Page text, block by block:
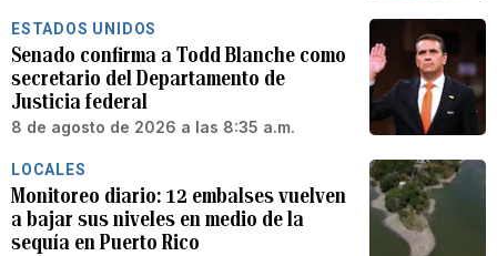
ESTADOS UNIDOS
Senado confirma a Todd Blanche como
secretario del Departamento de
Justicia federal
8 de agosto de 2026 a las 8:35 a.m.
LOCALES
Monitoreo diario: 12 embalses vuelven
a bajar sus niveles en medio de la
sequía en Puerto Rico